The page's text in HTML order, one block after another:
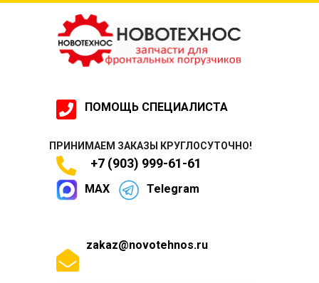
ПОМОЩЬ СПЕЦИАЛИСТА
ПРИНИМАЕМ ЗАКАЗЫ КРУГЛОСУТОЧНО!
+7 (903) 999-61-61
MAX Telegram
zakaz@novotehnos.ru